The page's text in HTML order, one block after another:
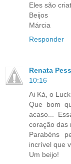
Eles são
Beijos
Márcia
Responder
Renata
10:16
Ai Ká, o
Que bom
acaso...
coração das
Parabéns
incrível que
Um beijo!